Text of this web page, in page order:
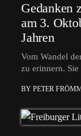
Gedanken
am 3.
Jahren
Vom Wandel
zu erinnern. Sie
BY PETER